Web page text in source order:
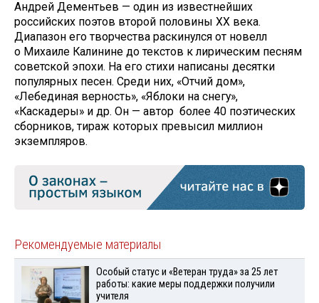
Андрей Дементьев — один из известнейших
российских поэтов второй половины ХХ века.
Диапазон его творчества раскинулся от новелл
о Михаиле Калинине до текстов к лирическим песням
советской эпохи. На его стихи написаны десятки
популярных песен. Среди них, «Отчий дом»,
«Лебединая верность», «Яблоки на снегу»,
«Каскадеры» и др. Он — автор более 40 поэтических
сборников, тираж которых превысил миллион
экземпляров.
Рекомендуемые материалы
Особый статус и «Ветеран труда» за 25 лет
работы: какие меры поддержки получили
учителя